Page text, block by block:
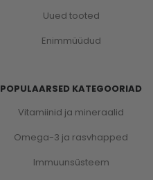
Uued tooted
Enimmüüdud
POPULAARSED KATEGOORIAD
Vitamiinid ja mineraalid
Omega-3 ja rasvhapped
Immuunsüsteem